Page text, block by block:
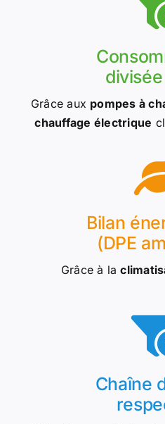
Grâce aux pompes à
chauffage électrique
Bilan
(DPE
Grâce à la
Chaîne